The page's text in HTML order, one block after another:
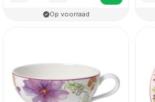
Op voorraad